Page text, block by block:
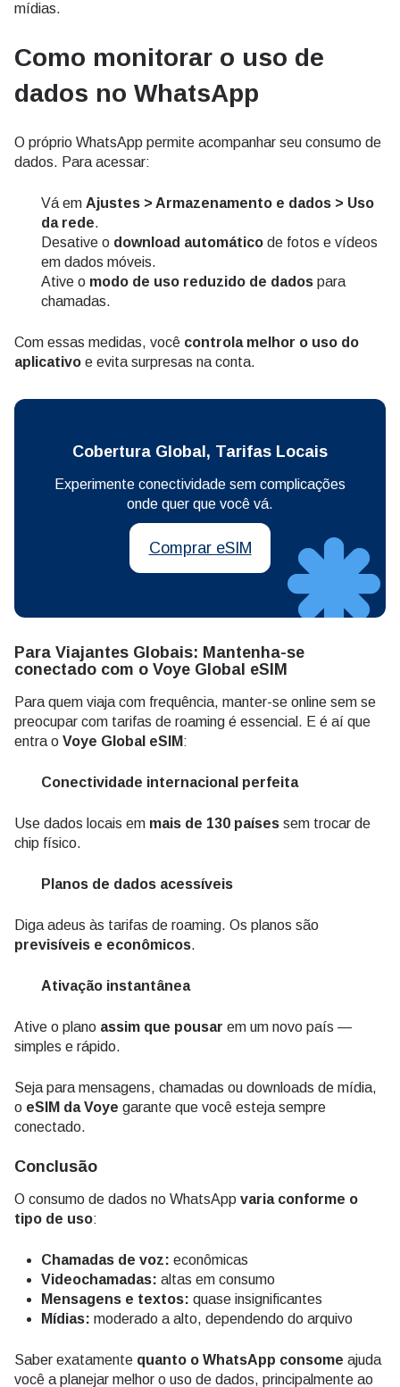
mídias.
Como monitorar o uso de
dados no WhatsApp
O próprio WhatsApp permite acompanhar seu consumo de
dados. Para acessar:
Vá em Ajustes > Armazenamento e dados > Uso
da rede.
Desative o download automático de fotos e vídeos
em dados móveis.
Ative o modo de uso reduzido de dados para
chamadas.
Com essas medidas, você controla melhor o uso do
aplicativo e evita surpresas na conta.
Cobertura Global, Tarifas Locais
Experimente conectividade sem complicações
onde quer que você vá.
Comprar eSIM
Para Viajantes Globais: Mantenha-se
conectado com o Voye Global eSIM
Para quem viaja com frequência, manter-se online sem se
preocupar com tarifas de roaming é essencial. E é aí que
entra o Voye Global eSIM :
Conectividade internacional perfeita
Use dados locais em mais de 130 países sem trocar de
chip físico.
Planos de dados acessíveis
Diga adeus às tarifas de roaming. Os planos são
previsíveis e econômicos.
Ativação instantânea
Ative o plano assim que pousar em um novo país —
simples e rápido.
Seja para mensagens, chamadas ou downloads de mídia,
o eSIM da Voye garante que você esteja sempre
conectado.
Conclusão
O consumo de dados no WhatsApp varia conforme o
tipo de uso:
Chamadas de voz: econômicas
Videochamadas: altas em consumo
Mensagens e textos: quase insignificantes
Mídias: moderado a alto, dependendo do arquivo
Saber exatamente quanto o WhatsApp consome ajuda
você a planejar melhor o uso de dados, principalmente ao